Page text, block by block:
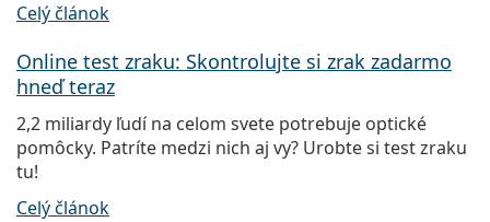
Celý článok
Online test zraku: Skontrolujte si zrak zadarmo
hneď teraz
2,2 miliardy ľudí na celom svete potrebuje optické
pomôcky. Patríte medzi nich aj vy? Urobte si test zraku
tu!
Celý článok